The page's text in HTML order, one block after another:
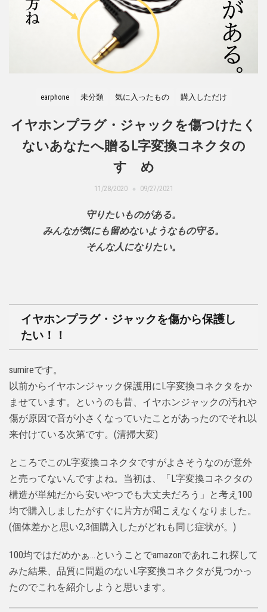
earphone 未分類 気に入ったもの 購入しただけ
イヤホンプラグ・ジャックを傷つけたく
ないあなたへ贈るL字変換コネクタの
すゝめ
11/28/2020 09/27/2021
守りたいものがある。
みんなが気にも留めないようなもの守る。
そんな人になりたい。
イヤホンプラグ・ジャックを傷から保護し
たい！！
sumireです。
以前からイヤホンジャック保護用にL字変換コネクタをか
ませています。というのも昔、イヤホンジャックの汚れや
傷が原因で音が小さくなっていたことがあったのでそれ以
来付けている次第です。(清掃大変)
ところでこのL字変換コネクタですがよさそうなのが意外
と売ってないんですよね。当初は、「L字変換コネクタの
構造が単純だから安いやつでも大丈夫だろう」と考え100
均で購入しましたがすぐに片方が聞こえなくなりました。
(個体差かと思い2,3個購入したがどれも同じ症状が。)
100均ではだめかぁ…ということでamazonであれこれ探して
みた結果、品質に問題のないL字変換コネクタが見つかっ
たのでこれを紹介しようと思います。